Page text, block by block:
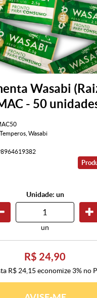
Wasabi
- 50
Temperos Wasabi
Unidade: un
un
R$ 24,90
R$ 24,15 economize 3% no